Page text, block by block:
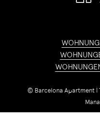
© Barcelona Apartment |